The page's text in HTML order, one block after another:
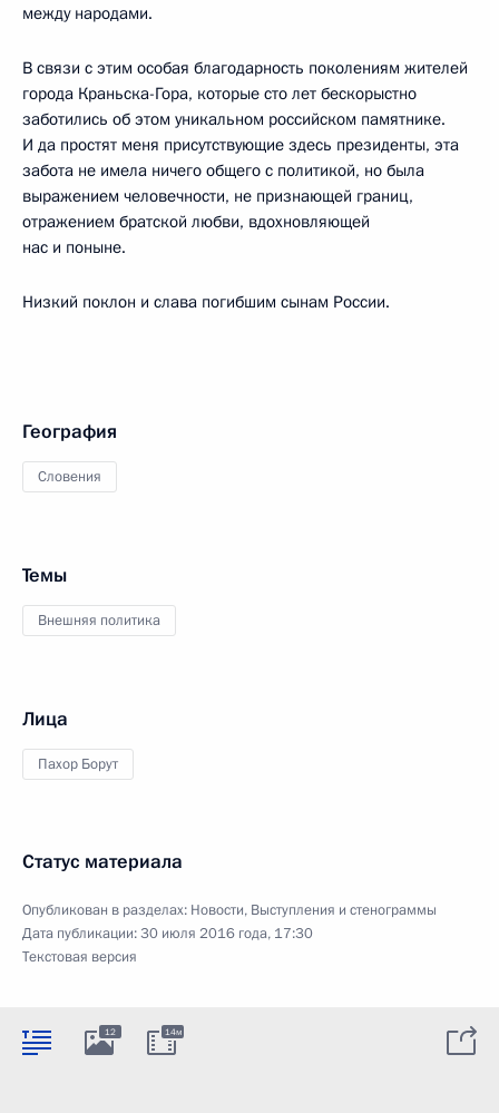
между народами.
В связи с этим особая благодарность поколениям жителей
города Краньска-Гора, которые сто лет бескорыстно
заботились об этом уникальном российском памятнике.
И да простят меня присутствующие здесь президенты, эта
забота не имела ничего общего с политикой, но была
выражением человечности, не признающей границ,
отражением братской любви, вдохновляющей
нас и поныне.
Низкий поклон и слава погибшим сынам России.
География
Словения
Темы
Внешняя политика
Лица
Пахор Борут
Статус материала
Опубликован в разделах: Новости, Выступления и стенограммы
Дата публикации:30 июля 2016 года, 17:30
Текстовая версия
12 14м